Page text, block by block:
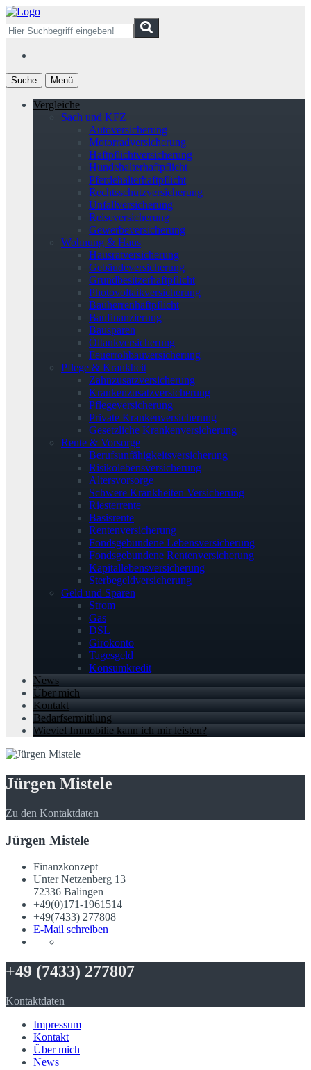
Suche Menü
Vergleiche
Sach und KFZ
Autoversicherung
Motorradversicherung
Haftpflichtversicherung
Hundehalterhaftpflicht
Pferdehalterhaftpflicht
Rechtsschutzversicherung
Unfallversicherung
Reiseversicherung
Gewerbeversicherung
Wohnung & Haus
Hausratversicherung
Gebäudeversicherung
Grundbesitzerhaftpflicht
Photovoltaikversicherung
Bauherrenhaftpflicht
Baufinanzierung
Bausparen
Öltankversicherung
Feuerrohbauversicherung
Pflege & Krankheit
Zahnzusatzversicherung
Krankenzusatzversicherung
Pflegeversicherung
Private Krankenversicherung
Gesetzliche Krankenversicherung
Rente & Vorsorge
Berufs­unfähigkeitsversicherung
Risikolebensversicherung
Altersvorsorge
Schwere Krankheiten Versicherung
Riesterrente
Basisrente
Rentenversicherung
Fondsgebundene Lebensversicherung
Fondsgebundene Rentenversicherung
Kapitallebensversicherung
Sterbegeldversicherung
Geld und Sparen
Strom
Gas
DSL
Girokonto
Tagesgeld
Konsumkredit
News
Über mich
Kontakt
Bedarfsermittlung
Wieviel Immobilie kann ich mir leisten?
Jürgen Mistele
Zu den Kontaktdaten
Jürgen Mistele
Finanzkonzept
Unter Netzenberg 13
72336 Balingen
+49(0)171-1961514
+49(7433) 277808
E-Mail schreiben
+49 (7433) 277807
Kontaktdaten
Impressum
Kontakt
Über mich
News